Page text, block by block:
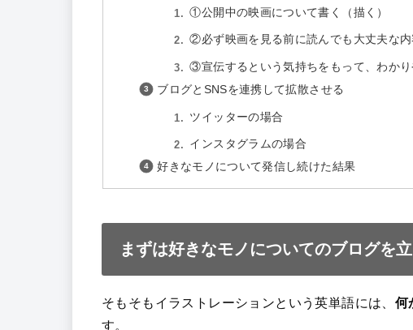
①公開中の映画について書く（描く）
②必ず映画を見る前に読んでも大丈夫な内
③宣伝するという気持ちをもって、わか
ブログとSNSを連携して拡散させる
ツイッターの場合
インスタグラムの場合
好きなモノについて発信し続けた結果
まずは好きなモノについてのブログを
そもそもイラストレーションという英単語には、 何
す。